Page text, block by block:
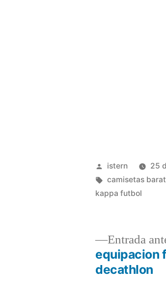
Publicado
por
istern 25
Etiquetas:
camisetas
kappa futbol
Navegación
Entrada
equipacion
decathlon